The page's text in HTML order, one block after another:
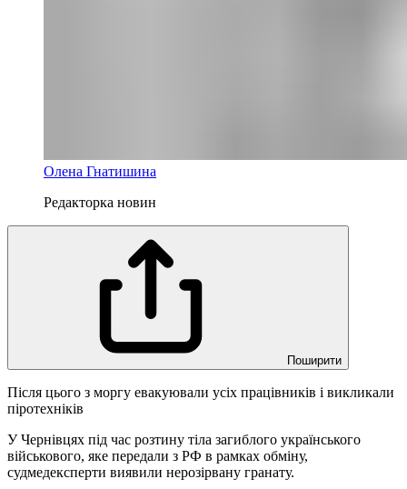
Олена Гнатишина
Редакторка новин
Поширити
Після цього з моргу евакуювали усіх працівників і викликали
піротехніків
У Чернівцях під час розтину тіла загиблого українського
військового, яке передали з РФ в рамках обміну,
судмедексперти виявили нерозірвану гранату.